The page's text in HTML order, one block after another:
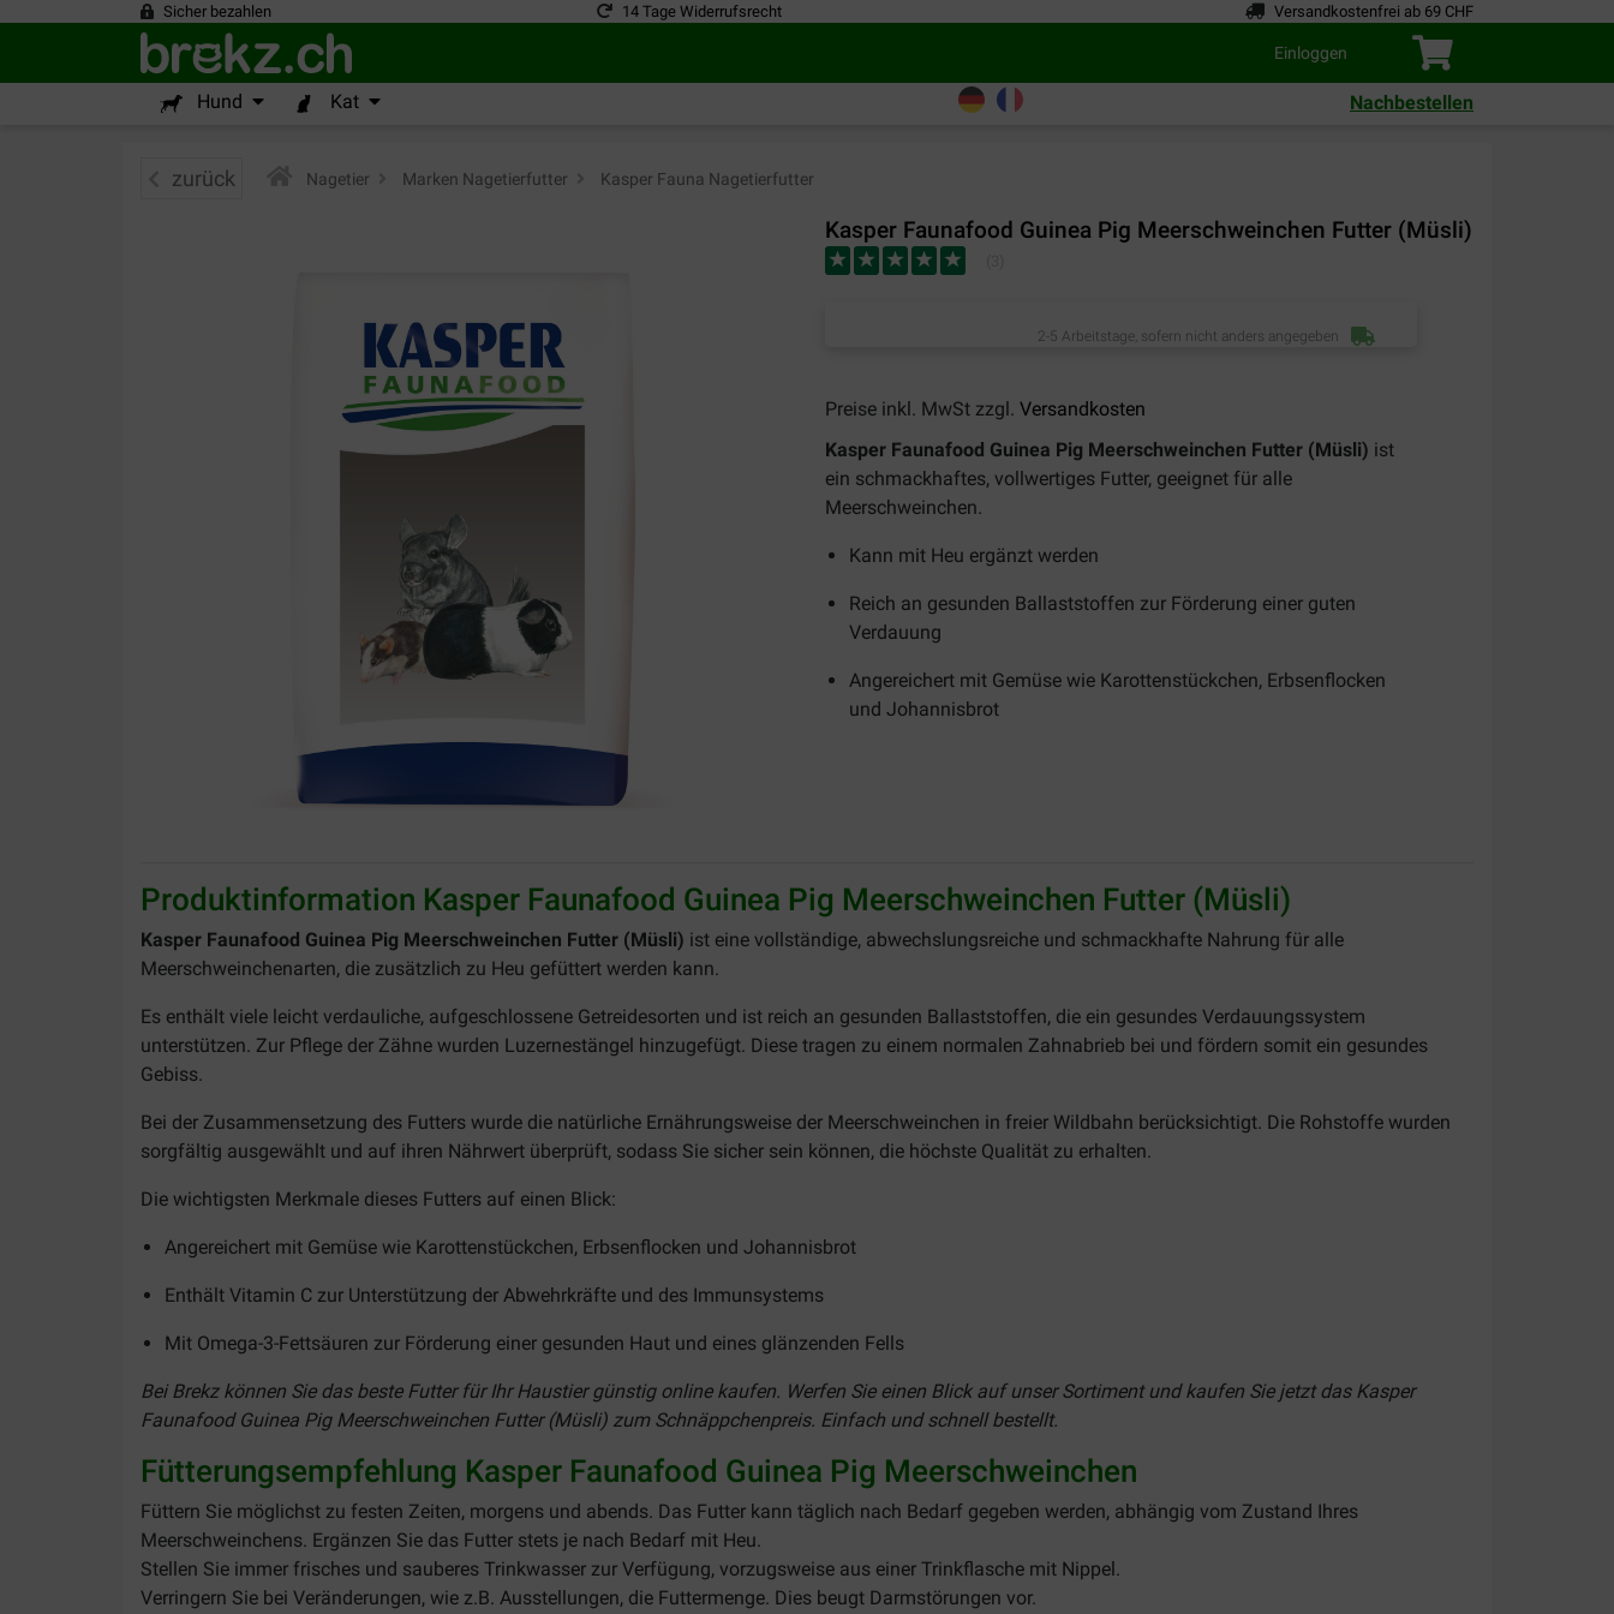
Sicher bezahlen 14 Tage Widerrufsrecht Versandkostenfrei ab 69 CHF
Einloggen
Hund Kat Nachbestellen
zurück Nagetier Marken Nagetierfutter Kasper Fauna Nagetierfutter
Kasper Faunafood Guinea Pig Meerschweinchen Futter (Müsli)
2-5 Arbeitstage, sofern nicht anders angegeben
Preise inkl. MwSt zzgl. Versandkosten
Kasper Faunafood Guinea Pig Meerschweinchen Futter (Müsli) ist
ein schmackhaftes, vollwertiges Futter, geeignet für alle
Meerschweinchen.
Kann mit Heu ergänzt werden
Reich an gesunden Ballaststoffen zur Förderung einer guten
Verdauung
Angereichert mit Gemüse wie Karottenstückchen, Erbsenflocken
und Johannisbrot
Produktinformation Kasper Faunafood Guinea Pig Meerschweinchen Futter (Müsli)
Kasper Faunafood Guinea Pig Meerschweinchen Futter (Müsli) ist eine vollständige, abwechslungsreiche und schmackhafte Nahrung für alle
Meerschweinchenarten, die zusätzlich zu Heu gefüttert werden kann.
Es enthält viele leicht verdauliche, aufgeschlossene Getreidesorten und ist reich an gesunden Ballaststoffen, die ein gesundes Verdauungssystem
unterstützen. Zur Pflege der Zähne wurden Luzernestängel hinzugefügt. Diese tragen zu einem normalen Zahnabrieb bei und fördern somit ein gesundes
Gebiss.
Bei der Zusammensetzung des Futters wurde die natürliche Ernährungsweise der Meerschweinchen in freier Wildbahn berücksichtigt. Die Rohstoffe wurden
sorgfältig ausgewählt und auf ihren Nährwert überprüft, sodass Sie sicher sein können, die höchste Qualität zu erhalten.
Die wichtigsten Merkmale dieses Futters auf einen Blick:
Angereichert mit Gemüse wie Karottenstückchen, Erbsenflocken und Johannisbrot
Enthält Vitamin C zur Unterstützung der Abwehrkräfte und des Immunsystems
Mit Omega-3-Fettsäuren zur Förderung einer gesunden Haut und eines glänzenden Fells
Bei Brekz können Sie das beste Futter für Ihr Haustier günstig online kaufen. Werfen Sie einen Blick auf unser Sortiment und kaufen Sie jetzt das Kasper
Faunafood Guinea Pig Meerschweinchen Futter (Müsli) zum Schnäppchenpreis. Einfach und schnell bestellt.
Fütterungsempfehlung Kasper Faunafood Guinea Pig Meerschweinchen
Füttern Sie möglichst zu festen Zeiten, morgens und abends. Das Futter kann täglich nach Bedarf gegeben werden, abhängig vom Zustand Ihres
Meerschweinchens. Ergänzen Sie das Futter stets je nach Bedarf mit Heu.
Stellen Sie immer frisches und sauberes Trinkwasser zur Verfügung, vorzugsweise aus einer Trinkflasche mit Nippel.
Verringern Sie bei Veränderungen, wie z.B. Ausstellungen, die Futtermenge. Dies beugt Darmstörungen vor.